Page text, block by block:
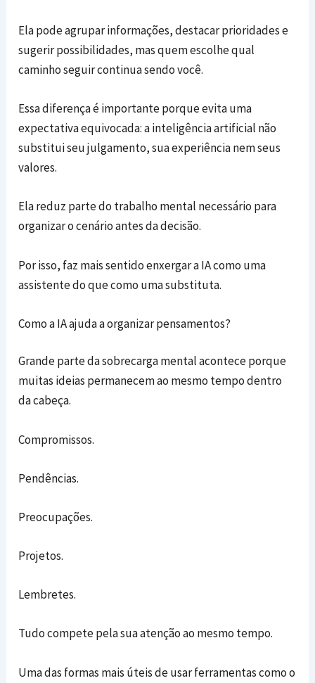
Ela pode agrupar informações, destacar prioridades e
sugerir possibilidades, mas quem escolhe qual
caminho seguir continua sendo você.
Essa diferença é importante porque evita uma
expectativa equivocada: a inteligência artificial não
substitui seu julgamento, sua experiência nem seus
valores.
Ela reduz parte do trabalho mental necessário para
organizar o cenário antes da decisão.
Por isso, faz mais sentido enxergar a IA como uma
assistente do que como uma substituta.
Como a IA ajuda a organizar pensamentos?
Grande parte da sobrecarga mental acontece porque
muitas ideias permanecem ao mesmo tempo dentro
da cabeça.
Compromissos.
Pendências.
Preocupações.
Projetos.
Lembretes.
Tudo compete pela sua atenção ao mesmo tempo.
Uma das formas mais úteis de usar ferramentas como o